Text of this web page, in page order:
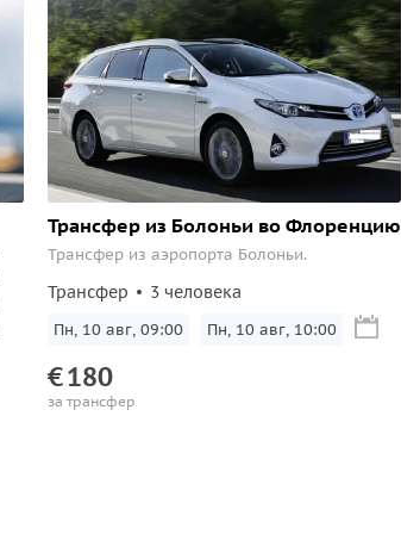
Трансфер из Болоньи во Флоренцию
Трансфер из аэропорта Болоньи.
Трансфер 3 человека
Пн, 10 авг, 09:00 Пн, 10 авг, 10:00
€180
за трансфер